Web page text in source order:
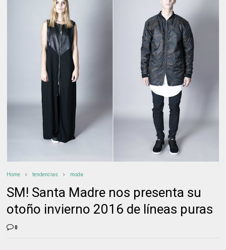
Home tendencias moda
SM! Santa Madre nos presenta su
otoño invierno 2016 de líneas puras
0